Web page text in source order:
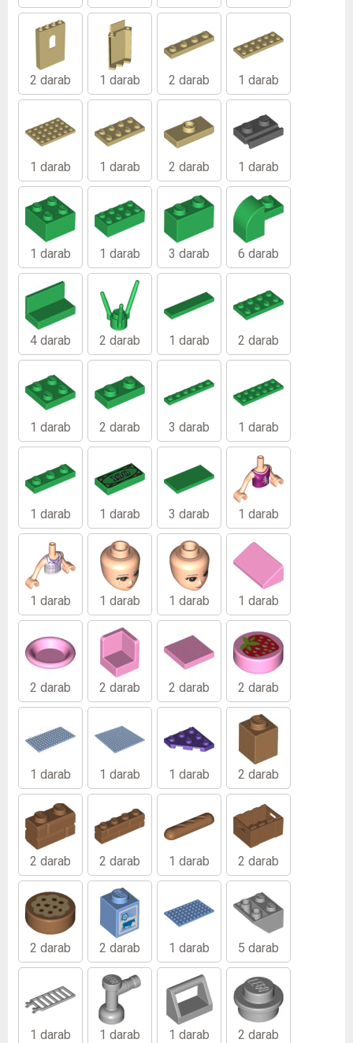
2 darab 1 darab 2 darab 1 darab
1 darab 1 darab 2 darab 1 darab
1 darab 1 darab 3 darab 6 darab
4 darab 2 darab 1 darab 2 darab
1 darab 2 darab 3 darab 1 darab
1 darab 1 darab 3 darab 1 darab
1 darab 1 darab 1 darab 1 darab
2 darab 2 darab 2 darab 2 darab
1 darab 1 darab 1 darab 2 darab
2 darab 2 darab 1 darab 2 darab
2 darab 2 darab 1 darab 5 darab
1 darab 1 darab 1 darab 2 darab